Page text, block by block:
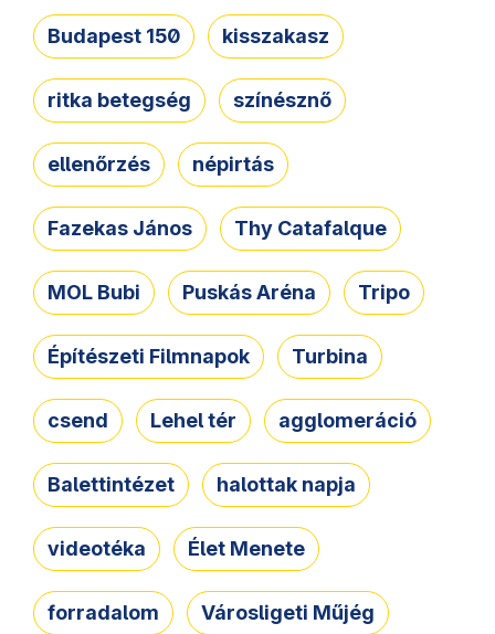
Budapest 150 kisszakasz
ritka betegség színésznő
ellenőrzés népirtás
Fazekas János Thy Catafalque
MOL Bubi Puskás Aréna Tripo
Építészeti Filmnapok Turbina
csend Lehel tér agglomeráció
Balettintézet halottak napja
videotéka Élet Menete
forradalom Városligeti Műjég